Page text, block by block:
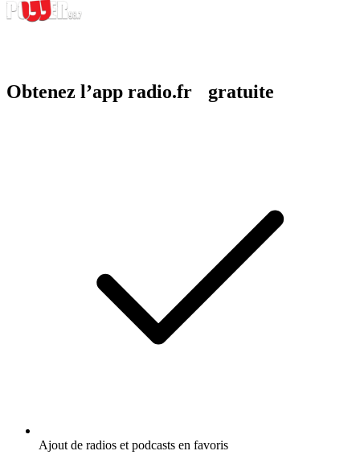
Obtenez l’app radio.fr gratuite
Ajout de radios et podcasts en favoris